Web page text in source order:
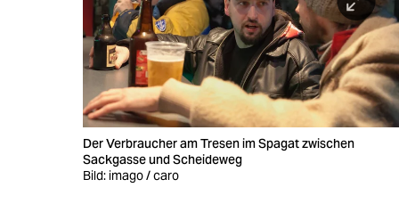
veranstaltungen
Der Verbraucher am Tresen im Spagat zwischen
Sackgasse und Scheideweg
Bild: imago / caro